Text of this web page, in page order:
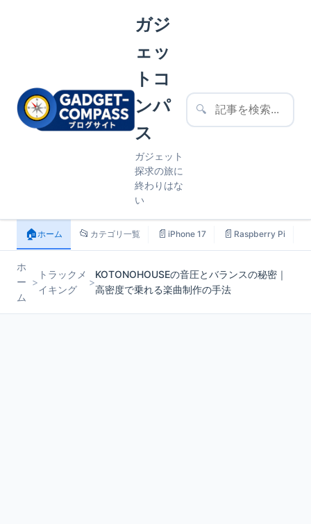
ガジ
ェッ
トコ
ンパ
ス
ガジェット
探求の旅に
終わりはな
い
🔍
🏠ホーム 📂 カテゴリ一覧 📄 iPhone 17 📄 Raspberry Pi
ホ
ー
ム
>
トラックメ
イキング
>
KOTONOHOUSEの音圧とバランスの秘密｜
高密度で乗れる楽曲制作の手法